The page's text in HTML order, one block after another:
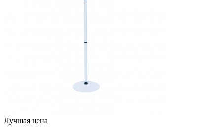
Лучшая цена